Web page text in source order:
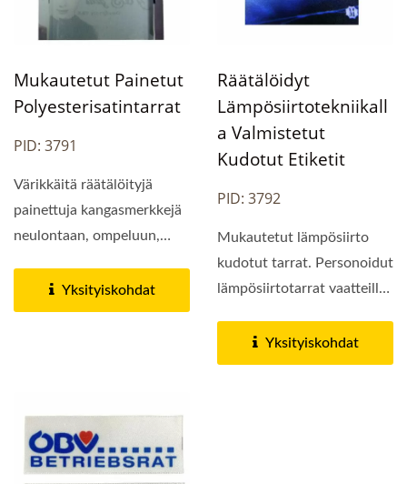
Mukautetut Painetut
Polyesterisatintarrat
PID: 3791
Värikkäitä räätälöityjä
painettuja kangasmerkkejä
neulontaan, ompeluun,
Yksityiskohdat
Räätälöidyt
Lämpösiirtotekniikall
A Valmistetut
Kudotut Etiketit
PID: 3792
Mukautetut lämpösiirto
kudotut tarrat. Personoidut
lämpösiirtotarrat vaatteille
Yksityiskohdat